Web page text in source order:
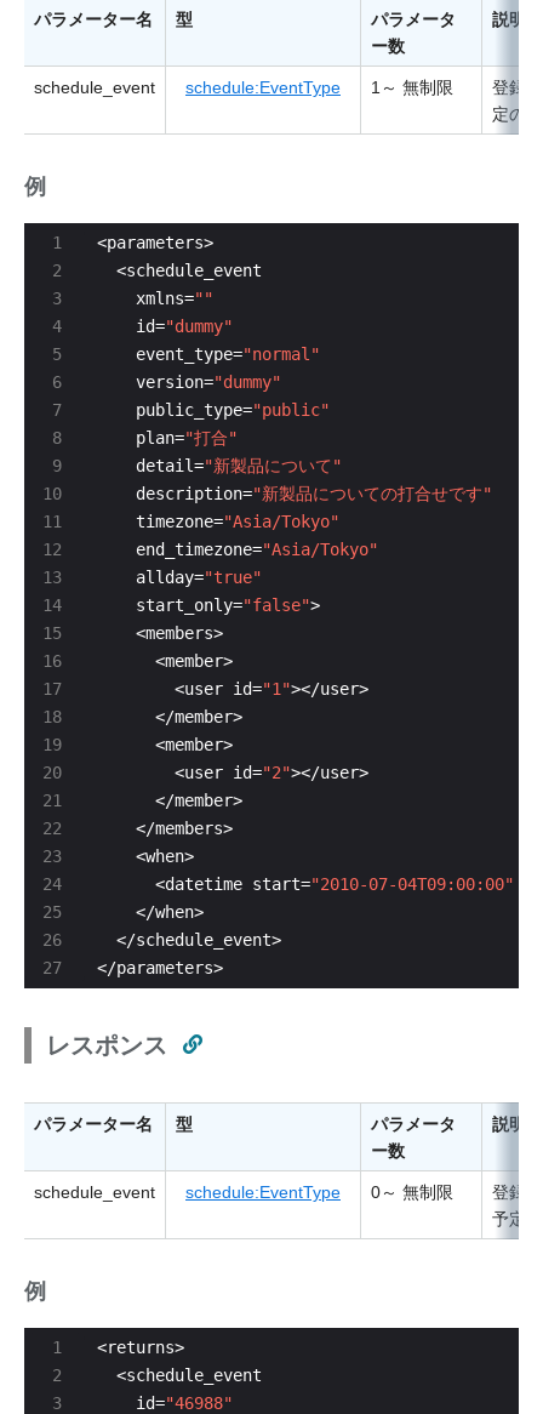
パラメーター名 型
パラメータ
ー数
説明
schedule_event schedule:EventType 1～ 無制限
登録
定の
例
3
4
5
6
7
8
9
10
13
14
15
16
17
18
19
20
23
24
25
26
27
    xmlns=
""
    id=
"dummy"
    event_type=
"normal"
    version=
"dummy"
    public_type=
"public"
    plan=
"打合"
    detail=
"新製品について"
    description=
"新製品についての打合せです"
    timezone=
"Asia/Tokyo"
    end_timezone=
"Asia/Tokyo"
    allday=
"true"
    start_only=
"false"
        <user id=
"1"
        <user id=
"2"
      <datetime start=
"2010-07-04T09:00:00"
</parameters>
レスポンス
パラメーター名 型
パラメータ
ー数
説明
schedule_event schedule:EventType 0～ 無制限
登録
予定
例
3
    id=
"46988"